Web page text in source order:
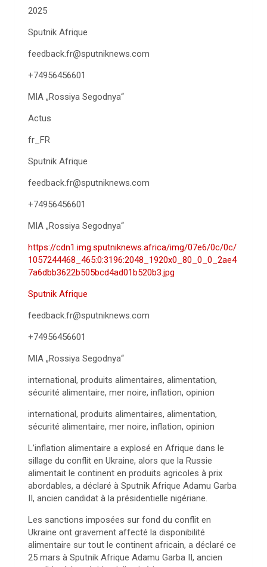
2025
Sputnik Afrique
feedback.fr@sputniknews.com
+74956456601
MIA „Rossiya Segodnya“
Actus
fr_FR
Sputnik Afrique
feedback.fr@sputniknews.com
+74956456601
MIA „Rossiya Segodnya“
https://cdn1.img.sputniknews.africa/img/07e6/0c/0c/
1057244468_465:0:3196:2048_1920x0_80_0_0_2ae4
7a6dbb3622b505bcd4ad01b520b3.jpg
Sputnik Afrique
feedback.fr@sputniknews.com
+74956456601
MIA „Rossiya Segodnya“
international, produits alimentaires, alimentation,
sécurité alimentaire, mer noire, inflation, opinion
international, produits alimentaires, alimentation,
sécurité alimentaire, mer noire, inflation, opinion
L’inflation alimentaire a explosé en Afrique dans le
sillage du conflit en Ukraine, alors que la Russie
alimentait le continent en produits agricoles à prix
abordables, a déclaré à Sputnik Afrique Adamu Garba
II, ancien candidat à la présidentielle nigériane.
Les sanctions imposées sur fond du conflit en
Ukraine ont gravement affecté la disponibilité
alimentaire sur tout le continent africain, a déclaré ce
25 mars à Sputnik Afrique Adamu Garba II, ancien